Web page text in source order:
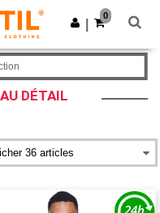
Obtenir l'appli
0
DÉTAIL